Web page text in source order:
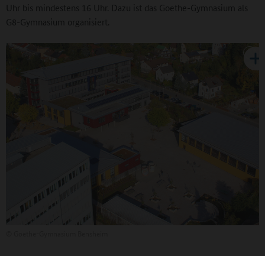
Uhr bis mindestens 16 Uhr. Dazu ist das Goethe-Gymnasium als
G8-Gymnasium organisiert.